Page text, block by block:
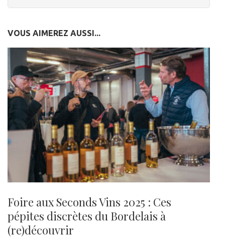
VOUS AIMEREZ AUSSI...
Foire aux Seconds Vins 2025 : Ces
pépites discrètes du Bordelais à
(re)découvrir